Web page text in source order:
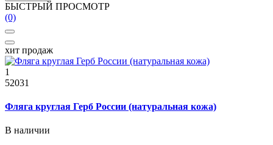
БЫСТРЫЙ ПРОСМОТР
(0)
хит продаж
1
52031
Фляга круглая Герб России (натуральная кожа)
В наличии